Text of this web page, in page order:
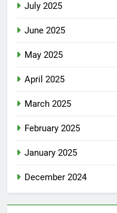
July 2025
June 2025
May 2025
April 2025
March 2025
February 2025
January 2025
December 2024